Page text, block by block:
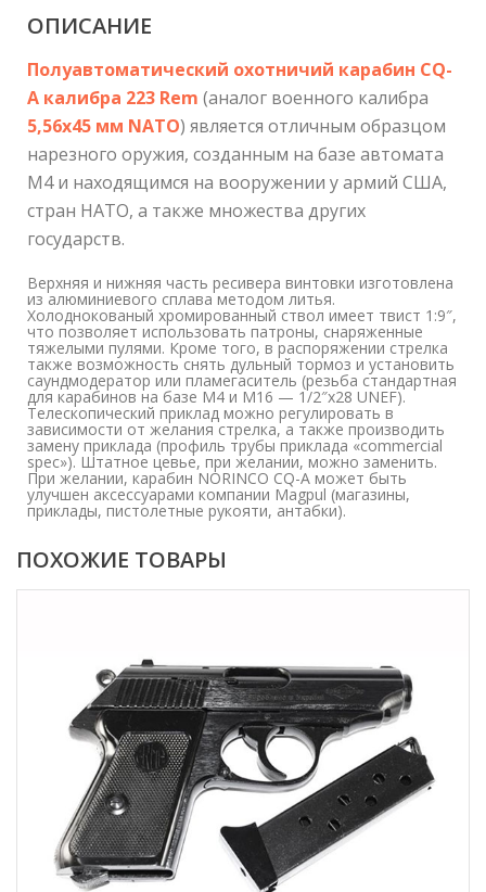
ОПИСАНИЕ
Полуавтоматический охотничий карабин CQ-
A калибра 223 Rem (аналог военного калибра
5,56х45 мм NATO) является отличным образцом
нарезного оружия, созданным на базе автомата
М4 и находящимся на вооружении у армий США,
стран НАТО, а также множества других
государств.
Верхняя и нижняя часть ресивера винтовки изготовлена
из алюминиевого сплава методом литья.
Холоднокованый хромированный ствол имеет твист 1:9″,
что позволяет использовать патроны, снаряженные
тяжелыми пулями. Кроме того, в распоряжении стрелка
также возможность снять дульный тормоз и установить
саундмодератор или пламегаситель (резьба стандартная
для карабинов на базе М4 и М16 — 1/2″х28 UNEF).
Телескопический приклад можно регулировать в
зависимости от желания стрелка, а также производить
замену приклада (профиль трубы приклада «commercial
spec»). Штатное цевье, при желании, можно заменить.
При желании, карабин NORINCO CQ-A может быть
улучшен аксессуарами компании Magpul (магазины,
приклады, пистолетные рукояти, антабки).
ПОХОЖИЕ ТОВАРЫ